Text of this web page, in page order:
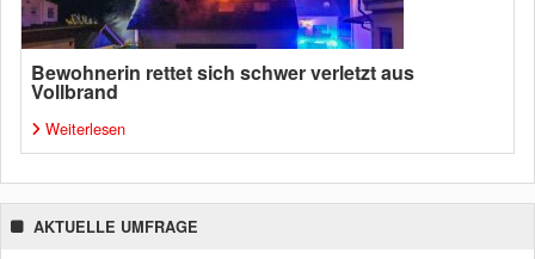
Bewohnerin rettet sich schwer verletzt aus
Vollbrand
Weiterlesen
AKTUELLE UMFRAGE